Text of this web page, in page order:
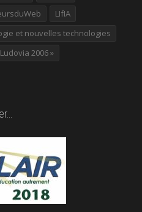
LIfIA
et nouvelles technologies
2006 »